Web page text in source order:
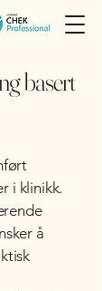
basert
i klinikk.
å